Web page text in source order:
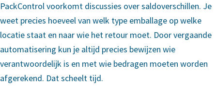
PackControl voorkomt discussies over saldoverschillen. Je
weet precies hoeveel van welk type emballage op welke
locatie staat en naar wie het retour moet. Door vergaande
automatisering kun je altijd precies bewijzen wie
verantwoordelijk is en met wie bedragen moeten worden
afgerekend. Dat scheelt tijd.